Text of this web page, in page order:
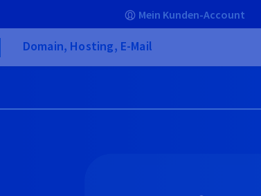
Mein Kunden-Account
Domain, Hosting, E-Mail